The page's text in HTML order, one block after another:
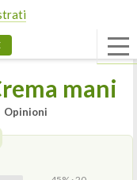
mani
Opinioni